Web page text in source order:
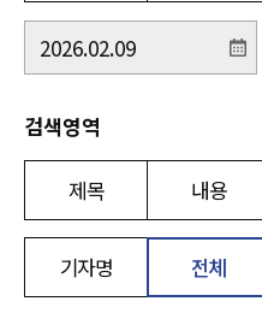
검색영역
제목 내용
기자명 전체